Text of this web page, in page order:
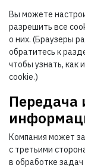
Вы можете
разрешить все
о них. (Браузеры
обратитесь к
чтобы узнать, как
cookie.)
Передача
Компания может
с третьими
в обработке